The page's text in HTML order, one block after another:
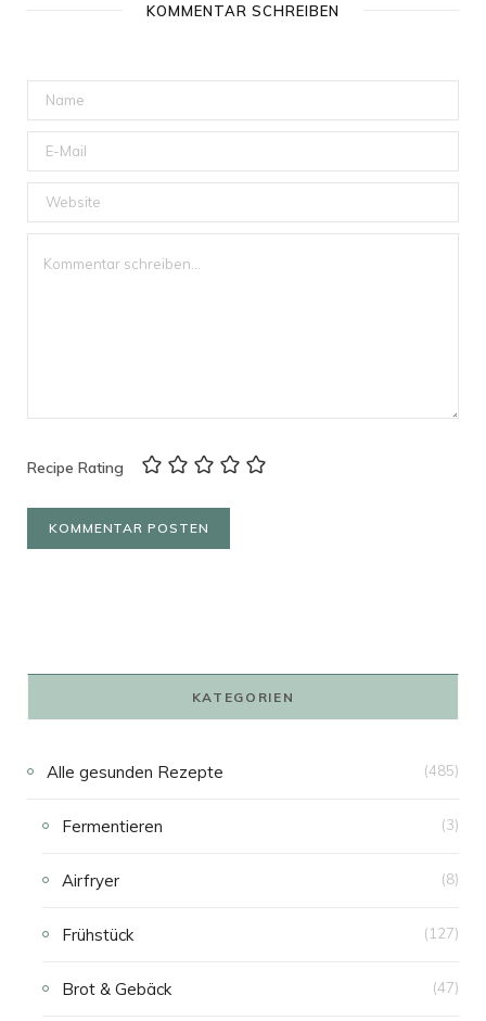
KOMMENTAR SCHREIBEN
Recipe Rating
KATEGORIEN
Alle gesunden Rezepte (485)
Fermentieren (3)
Airfryer (8)
Frühstück (127)
Brot & Gebäck (47)